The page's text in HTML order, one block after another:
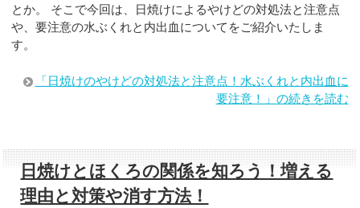
とか。 そこで今回は、日焼けによるやけどの対処法と注意点
や、要注意の水ぶくれと内出血についてをご紹介いたしま
す。
「日焼けのやけどの対処法と注意点！水ぶくれと内出血に
要注意！」の続きを読む
日焼けとほくろの関係を知ろう！増える
理由と対策や消す方法！